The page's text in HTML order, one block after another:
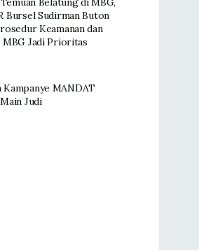
Bursel Sudirman Buton
Keamanan dan
Jadi Prioritas
MANDAT
Judi